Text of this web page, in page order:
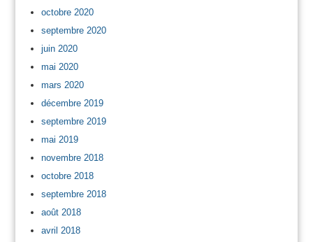
octobre 2020
septembre 2020
juin 2020
mai 2020
mars 2020
décembre 2019
septembre 2019
mai 2019
novembre 2018
octobre 2018
septembre 2018
août 2018
avril 2018